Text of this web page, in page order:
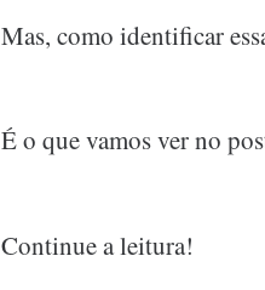
Mas, como identificar
É o que vamos ver no
Continue a leitura!